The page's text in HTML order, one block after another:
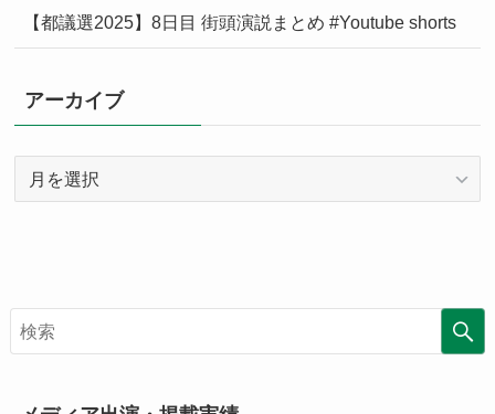
【都議選2025】8日目 街頭演説まとめ #Youtube shorts
アーカイブ